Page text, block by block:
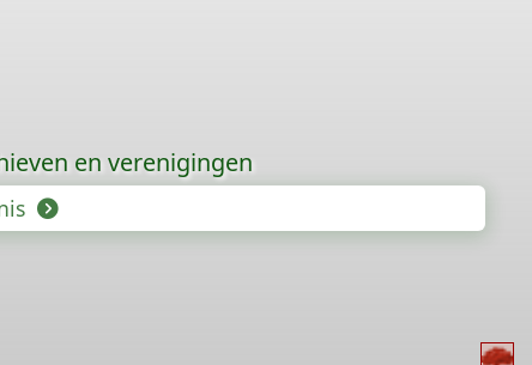
en verenigingen